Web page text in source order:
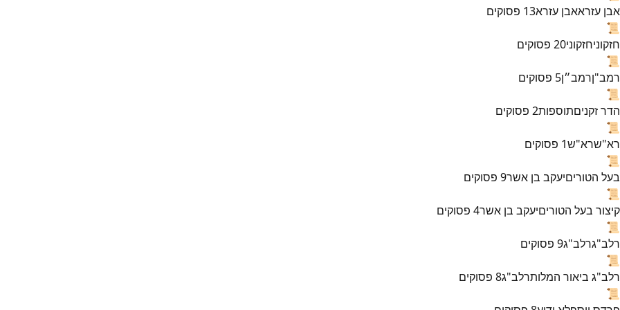
אבן עזראאבן עזרא13 פסוקים
📜
חזקוניחזקוני20 פסוקים
📜
רמב"ןרמב״ן5 פסוקים
📜
הדר זקניםתוספות2 פסוקים
📜
רא"שרא"ש1 פסוקים
📜
בעל הטוריםיעקב בן אשר9 פסוקים
📜
קיצור בעל הטוריםיעקב בן אשר4 פסוקים
📜
רלב"גרלב"ג9 פסוקים
📜
רלב"ג ביאור המלותרלב"ג8 פסוקים
📜